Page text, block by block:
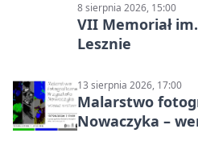
8 sierpnia 2026, 15:00
VII Memoriał
Lesznie
13 sierpnia 2026, 17:00
Malarstwo
Nowaczyka –